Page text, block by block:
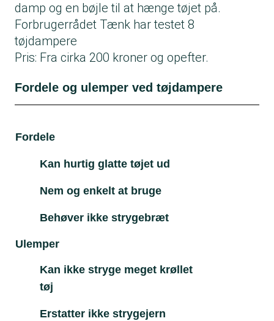
damp og en bøjle til at hænge tøjet på.
Forbrugerrådet Tænk har testet 8
tøjdampere
Pris: Fra cirka 200 kroner og opefter.
Fordele og ulemper ved tøjdampere
Fordele
Kan hurtig glatte tøjet ud
Nem og enkelt at bruge
Behøver ikke strygebræt
Ulemper
Kan ikke stryge meget krøllet
tøj
Erstatter ikke strygejern